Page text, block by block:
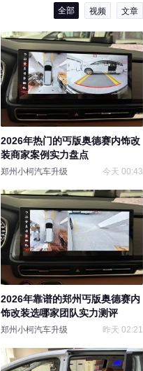
全部 视频 文章
2026年热门的丐版奥德赛内饰改
装商家案例实力盘点
郑州小柯汽车升级 今天 00:43
2026年靠谱的郑州丐版奥德赛内
饰改装选哪家团队实力测评
郑州小柯汽车升级 昨天 02:21